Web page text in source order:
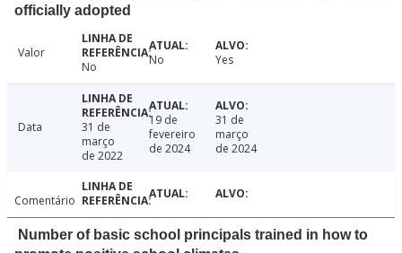
officially adopted
Valor
No
No Yes
Data
31 de
março
de 2022
19 de
fevereiro
de 2024
31 de
março
de 2024
Comentário
Number of basic school principals trained in how to